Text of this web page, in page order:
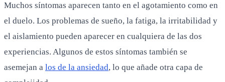
Muchos síntomas aparecen tanto en el agotamiento como en
el duelo. Los problemas de sueño, la fatiga, la irritabilidad y
el aislamiento pueden aparecer en cualquiera de las dos
experiencias. Algunos de estos síntomas también se
asemejan a los de la ansiedad, lo que añade otra capa de